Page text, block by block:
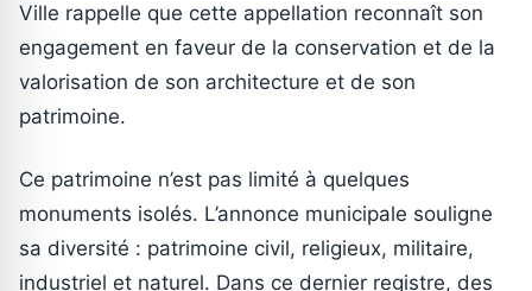
Ville rappelle que cette appellation reconnaît son
engagement en faveur de la conservation et de la
valorisation de son architecture et de son
patrimoine.
Ce patrimoine n’est pas limité à quelques
monuments isolés. L’annonce municipale souligne
sa diversité : patrimoine civil, religieux, militaire,
industriel et naturel. Dans ce dernier registre, des